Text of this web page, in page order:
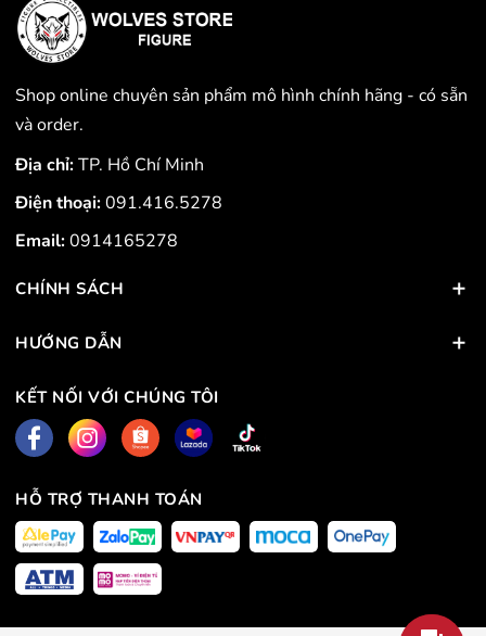
Shop online chuyên sản phẩm mô hình chính hãng - có sẵn
và order.
Địa chỉ:TP. Hồ Chí Minh
Điện thoại:091.416.5278
Email:0914165278
CHÍNH SÁCH
HƯỚNG DẪN
KẾT NỐI VỚI CHÚNG TÔI
HỖ TRỢ THANH TOÁN